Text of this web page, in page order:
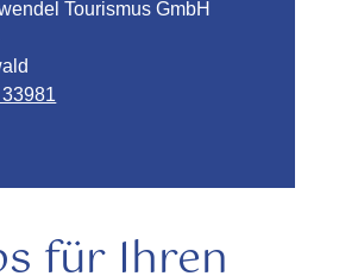
Tourismus GmbH
für Ihren